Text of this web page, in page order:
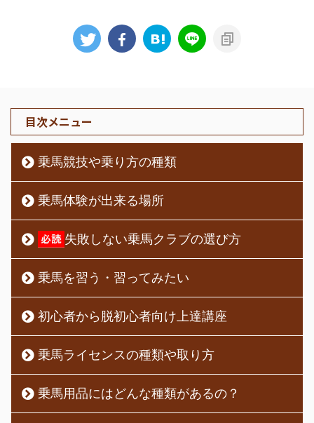
目次メニュー
乗馬競技や乗り方の種類
乗馬体験が出来る場所
失敗しない乗馬クラブの選び方
乗馬を習う・習ってみたい
初心者から脱初心者向け上達講座
乗馬ライセンスの種類や取り方
乗馬用品にはどんな種類があるの？